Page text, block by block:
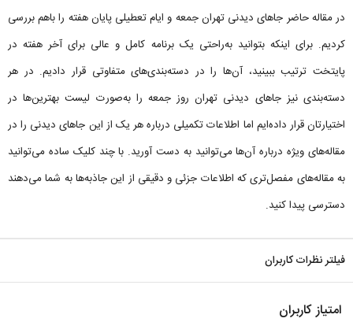
در مقاله حاضر جاهای دیدنی تهران جمعه و ایام تعطیلی پایان هفته را باهم بررسی
کردیم. برای اینکه بتوانید به‌راحتی یک برنامه کامل و عالی برای آخر هفته در
پایتخت ترتیب ببینید، آن‌ها را در دسته‌بندی‌های متفاوتی قرار دادیم. در هر
دسته‌بندی نیز جاهای دیدنی تهران روز جمعه را به‌صورت لیست بهترین‌ها در
اختیارتان قرار داده‌ایم اما اطلاعات تکمیلی درباره هر یک از این جاهای دیدنی را در
مقاله‌های ویژه درباره آن‌ها می‌توانید به دست آورید. با چند کلیک ساده می‌توانید
به مقاله‌های مفصل‌تری که اطلاعات جزئی و دقیقی از این جاذبه‌ها به شما می‌دهند
دسترسی پیدا کنید.
فیلتر نظرات کاربران
امتیاز کاربران